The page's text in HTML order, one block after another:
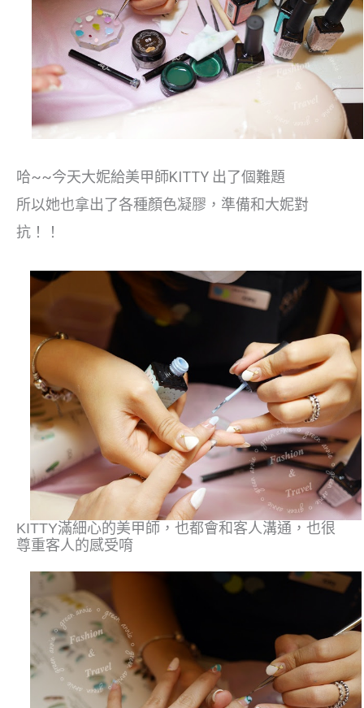
哈~~今天大妮給美甲師KITTY 出了個難題
所以她也拿出了各種顏色凝膠，準備和大妮對
抗！！
KITTY滿細心的美甲師，也都會和客人溝通，也很
尊重客人的感受唷